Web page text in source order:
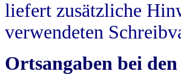
liefert zusätzliche
verwendeten
Ortsangaben bei